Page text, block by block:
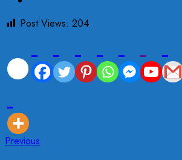
Post Views: 204
Previous